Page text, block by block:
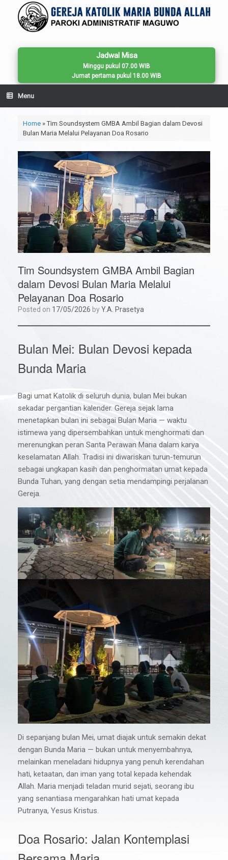
content
Jadwal Misa
Minggu pukul 07.00 WIB
Jumat pertama pukul 18.00 WIB
Menu
Home»Tim Soundsystem GMBA Ambil Bagian dalam Devosi
Bulan Maria Melalui Pelayanan Doa Rosario
Tim Soundsystem GMBA Ambil Bagian
dalam Devosi Bulan Maria Melalui
Pelayanan Doa Rosario
Posted on 17/05/2026 byY.A. Prasetya
Bulan Mei: Bulan Devosi kepada
Bunda Maria
Bagi umat Katolik di seluruh dunia, bulan Mei bukan
sekadar pergantian kalender. Gereja sejak lama
menetapkan bulan ini sebagai Bulan Maria — waktu
istimewa yang dipersembahkan untuk menghormati dan
merenungkan peran Santa Perawan Maria dalam karya
keselamatan Allah. Tradisi ini diwariskan turun-temurun
sebagai ungkapan kasih dan penghormatan umat kepada
Bunda Tuhan, yang dengan setia mendampingi perjalanan
Gereja.
Di sepanjang bulan Mei, umat diajak untuk semakin dekat
dengan Bunda Maria — bukan untuk menyembahnya,
melainkan meneladani hidupnya yang penuh kerendahan
hati, ketaatan, dan iman yang total kepada kehendak
Allah. Maria menjadi teladan murid sejati, seorang ibu
yang senantiasa mengarahkan hati umat kepada
Putranya, Yesus Kristus.
Doa Rosario: Jalan Kontemplasi